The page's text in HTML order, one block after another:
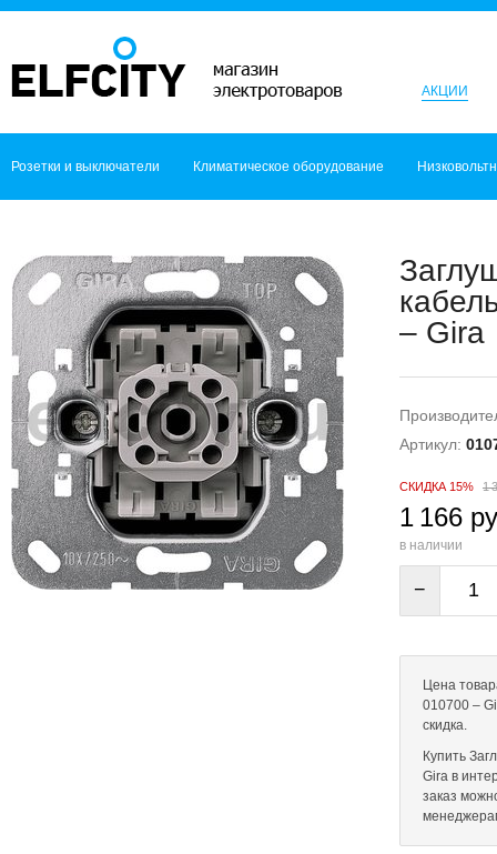
АКЦИИ
Розетки и выключатели Климатическое оборудование
– Gira
Артикул:
СКИДКА 15% 1
1 166
в наличии
−
Цена
010700 –
скидка.
Купить
Gira в
заказ